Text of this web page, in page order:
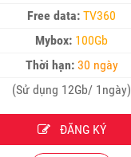
Free data: TV360
Mybox: 100Gb
Thời hạn:30 ngày
(Sử dụng 12Gb/ 1ngày)
ĐĂNG KÝ